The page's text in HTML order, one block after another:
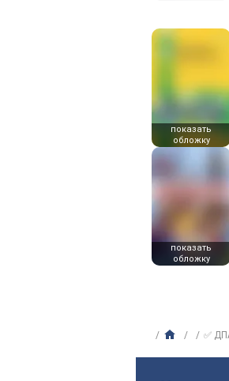
показать
обложку
показать
обложку
✅